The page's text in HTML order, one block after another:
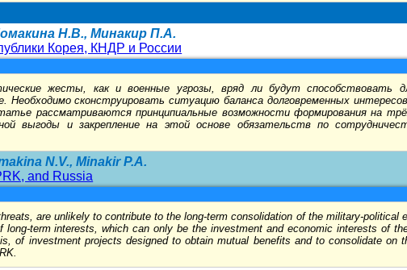
Н.В., Минакир П.А.
Корея, КНДР и России
жесты, как и военные угрозы, вряд ли будут способствовать
Необходимо сконструировать ситуацию баланса долговременных
рассматриваются принципиальные возможности формирования на
выгоды и закрепление на этой основе обязательств по
N.V., Minakir P.A.
and Russia
are unlikely to contribute to the long-term consolidation of the military-political
term interests, which can only be the investment and economic interests of
of investment projects designed to obtain mutual benefits and to consolidate on